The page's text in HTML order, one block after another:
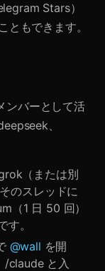
Stars）
もできます。
ンバーとして活
、
（または別
のスレッドに
（1 日 50 回）
。
@wall を開
claude と入